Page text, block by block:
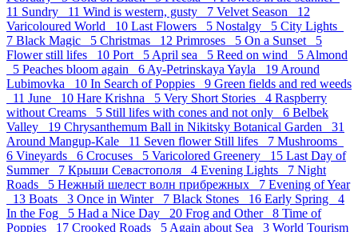
11 Sundry 11 Wind is western, gusty 7 Velvet Season 12
Varicoloured World 10 Last Flowers 5 Nostalgy 5 City Lights
7 Black Magic 5 Christmas 12 Primroses 5 On a Sunset 5
Flower still lifes 10 Port 5 April sea 5 Reed on wind 5 Almond
5 Peaches bloom again 6 Ay-Petrinskaya Yayla 19 Around
Lubimovka 10 In Search of Poppies 9 Green fields and red weeds
11 June 10 Hare Krishna 5 Very Short Stories 4 Raspberry
without Creams 5 Still lifes with cones and not only 6 Belbek
Valley 19 Chrysanthemum Ball in Nikitsky Botanical Garden 31
Around Mangup-Kale 11 Seven flower Still lifes 7 Mushrooms
6 Vineyards 6 Crocuses 5 Varicolored Greenery 15 Last Day of
Summer 7 Крыши Севастополя 4 Evening Lights 7 Night
Roads 5 Нежный шелест волн прибрежных 7 Evening of Year
13 Boats 3 Once in Winter 7 Black Stones 16 Early Spring 4
In the Fog 5 Had a Nice Day 20 Frog and Other 8 Time of
Poppies 17 Crooked Roads 5 Again about Sea 3 World Tourism